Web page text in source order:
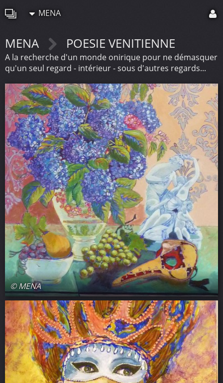
MENA
MENA POESIE VENITIENNE
A la recherche d'un monde onirique pour ne démasquer
qu'un seul regard - intérieur - sous d'autres regards...
© MENA